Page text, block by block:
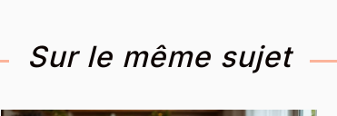
Sur le même sujet